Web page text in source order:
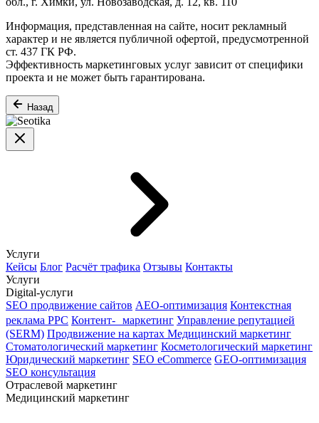
Информация, представленная на сайте, носит рекламный
характер и не является публичной офертой, предусмотренной
ст. 437 ГК РФ.
Эффективность маркетинговых услуг зависит от специфики
проекта и не может быть гарантирована.
Назад
Услуги
Кейсы Блог Расчёт трафика Отзывы Контакты
Услуги
Digital-услуги
SEO продвижение сайтов AEO-оптимизация Контекстная
реклама PPC Контент- маркетинг Управление репутацией
(SERM) Продвижение на картах Медицинский маркетинг
Стоматологический маркетинг Косметологический маркетинг
Юридический маркетинг SEO eCommerce GEO-оптимизация
SEO консультация
Отраслевой маркетинг
Медицинский маркетинг